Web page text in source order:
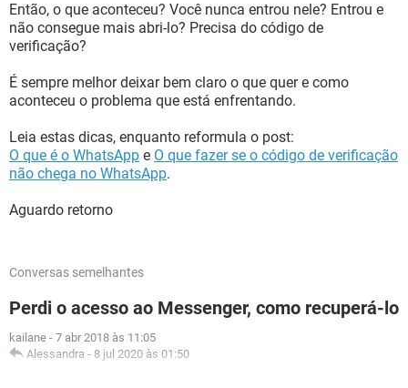
Então, o que aconteceu? Você nunca entrou nele? Entrou e
não consegue mais abri-lo? Precisa do código de
verificação?
É sempre melhor deixar bem claro o que quer e como
aconteceu o problema que está enfrentando.
Leia estas dicas, enquanto reformula o post:
O que é o WhatsApp e O que fazer se o código de verificação
não chega no WhatsApp.
Aguardo retorno
Conversas semelhantes
Perdi o acesso ao Messenger, como recuperá-lo
kailane - 7 abr 2018 às 11:05
Alessandra - 8 jul 2020 às 01:50